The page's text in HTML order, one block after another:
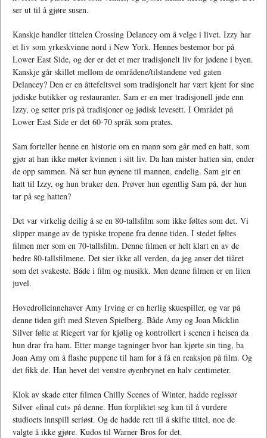
ser ut til å gjøre susen.
Kanskje handler tittelen Crossing Delancey om å velge i livet. Izzy har
et liv som yrkeskvinne nord i New York. Hennes bestemor bor på
Lower East Side, og der er det et mer tradisjonelt liv for jødene i byen.
Kanskje går skillet mellom de områdene/tilstandene ved gaten
Delancey? Den er en åttefeltsvei som tradisjonelt har vært kjent for sine
jødiske butikker og restauranter. Sam er en mer tradisjonell jøde enn
Izzy, og setter pris på tradisjoner og jødisk levesett. I Området på
Lower East Side er det 60-70 språk som prates.
Sam forteller henne en historie om en mann som går med en hatt, som
gjør at han ikke møter kvinnen i sitt liv. Da han mister hatten sin, ender
de opp sammen. Nå ser hun øynene til mannen, endelig. Sam gir en
hatt til Izzy, og hun bruker den. Prøver hun egentlig Sam på, der hun
tar på seg hatten?
Det var virkelig deilig å se en 80-tallsfilm som ikke føltes som det. Vi
slipper mange av de typiske tropene fra denne tiden. I stedet føltes
filmen mer som en 70-tallsfilm. Denne filmen er helt klart en av de
bedre 80-tallsfilmene. Det sier ikke all verden, da jeg anser det tiåret
som det svakeste. Både i film og musikk. Men denne filmen er en liten
juvel.
Hovedrolleinnehaver Amy Irving er en herlig skuespiller, og var på
denne tiden gift med Steven Spielberg. Både Amy og Joan Micklin
Silver følte at Riegert var for kjølig og kontrollert i scenen i heisen da
hun drar fra ham. Etter mange tagninger hvor han kjørte sin ting, ba
Joan Amy om å flashe puppene til ham for å få en reaksjon på film. Og
det fikk de. Han hevet det venstre øyenbrynet en halv centimeter.
Klok av skade etter filmen Chilly Scenes of Winter, hadde regissør
Silver «final cut» på denne. Hun forpliktet seg kun til å vurdere
studioets innspill seriøst. Og de hadde rett til å skifte tittel, noe de
valgte å ikke gjøre. Kudos til Warner Bros for det.